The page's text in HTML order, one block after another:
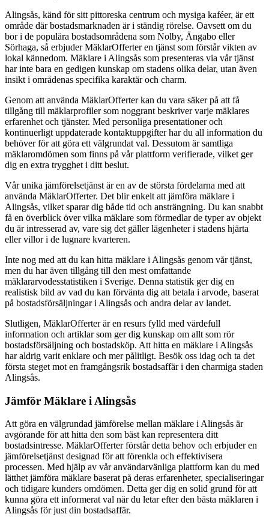
Alingsås, känd för sitt pittoreska centrum och mysiga kaféer, är ett
område där bostadsmarknaden är i ständig rörelse. Oavsett om du
bor i de populära bostadsområdena som Nolby, Ängabo eller
Sörhaga, så erbjuder MäklarOfferter en tjänst som förstår vikten av
lokal kännedom. Mäklare i Alingsås som presenteras via vår tjänst
har inte bara en gedigen kunskap om stadens olika delar, utan även
insikt i områdenas specifika karaktär och charm.
Genom att använda MäklarOfferter kan du vara säker på att få
tillgång till mäklarprofiler som noggrant beskriver varje mäklares
erfarenhet och tjänster. Med personliga presentationer och
kontinuerligt uppdaterade kontaktuppgifter har du all information du
behöver för att göra ett välgrundat val. Dessutom är samtliga
mäklaromdömen som finns på vår plattform verifierade, vilket ger
dig en extra trygghet i ditt beslut.
Vår unika jämförelsetjänst är en av de största fördelarna med att
använda MäklarOfferter. Det blir enkelt att jämföra mäklare i
Alingsås, vilket sparar dig både tid och ansträngning. Du kan snabbt
få en överblick över vilka mäklare som förmedlar de typer av objekt
du är intresserad av, vare sig det gäller lägenheter i stadens hjärta
eller villor i de lugnare kvarteren.
Inte nog med att du kan hitta mäklare i Alingsås genom vår tjänst,
men du har även tillgång till den mest omfattande
mäklararvodesstatistiken i Sverige. Denna statistik ger dig en
realistisk bild av vad du kan förvänta dig att betala i arvode, baserat
på bostadsförsäljningar i Alingsås och andra delar av landet.
Slutligen, MäklarOfferter är en resurs fylld med värdefull
information och artiklar som ger dig kunskap om allt som rör
bostadsförsäljning och bostadsköp. Att hitta en mäklare i Alingsås
har aldrig varit enklare och mer pålitligt. Besök oss idag och ta det
första steget mot en framgångsrik bostadsaffär i den charmiga staden
Alingsås.
Jämför Mäklare i Alingsås
Att göra en välgrundad jämförelse mellan mäklare i Alingsås är
avgörande för att hitta den som bäst kan representera ditt
bostadsintresse. MäklarOfferter förstår detta behov och erbjuder en
jämförelsetjänst designad för att förenkla och effektivisera
processen. Med hjälp av vår användarvänliga plattform kan du med
lätthet jämföra mäklare baserat på deras erfarenheter, specialiseringar
och tidigare kunders omdömen. Detta ger dig en solid grund för att
kunna göra ett informerat val när du letar efter den bästa mäklaren i
Alingsås för just din bostadsaffär.